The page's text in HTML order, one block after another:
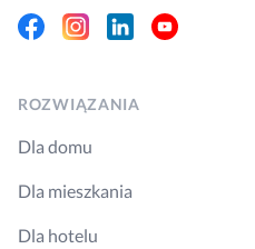
FacebookInstagramLinkedinYoutube
ROZWIĄZANIA
Dla domu
Dla mieszkania
Dla hotelu